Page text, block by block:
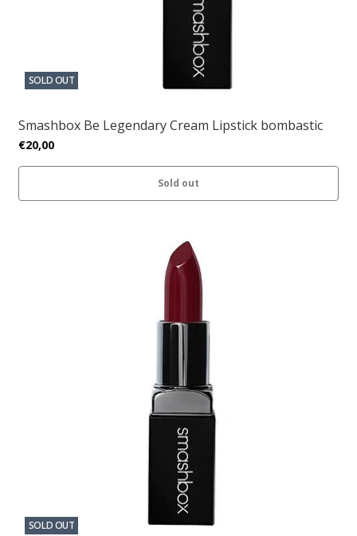
SOLD OUT
Smashbox Be Legendary Cream Lipstick bombastic
€20,00
Sold out
SOLD OUT